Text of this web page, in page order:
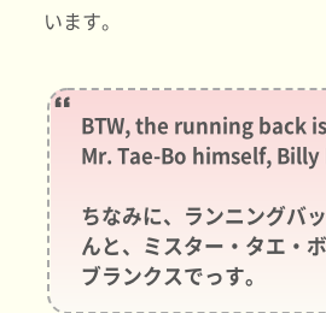
います。
BTW, the running back
Mr. Tae-Bo himself, Billy
ちなみに、ランニングバ
んと、ミスター・タエ・
ブランクスでっす。